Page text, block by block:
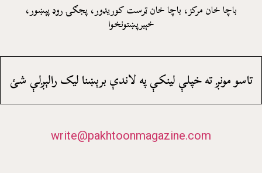
باچا خان مرکز، باچا خان ټرست کوريډور، پجګۍ روډ پېښور،
خېبرپښتونخوا
تاسو مونږ ته خپلې لينکې په لاندې برېښنا ليک رالېږلې شئ
write@pakhtoonmagazine.com